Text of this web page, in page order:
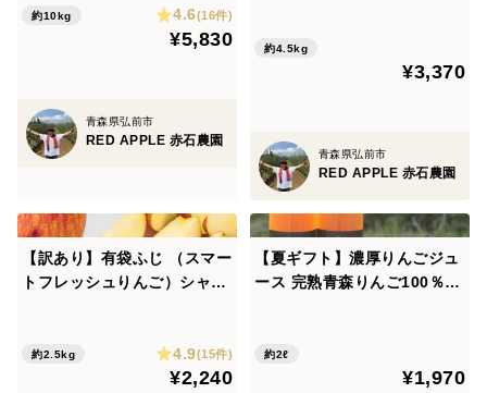
約10kg 4.6(16件)
¥5,830
青森県弘前市
RED APPLE 赤石農園
約4.5kg
¥3,370
青森県弘前市
RED APPLE 赤石農園
【訳あり】有袋ふじ （スマー
トフレッシュりんご）シャキ
約2.5kg 4.9(15件)
¥2,240
【夏ギフト】濃厚りんごジュ
ース 完熟青森りんご100％
約2ℓ
¥1,970